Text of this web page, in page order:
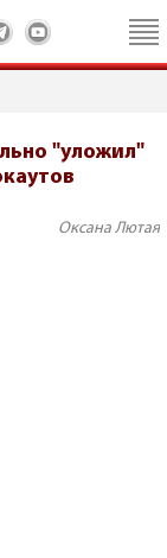
"уложил"
Оксана Лютая